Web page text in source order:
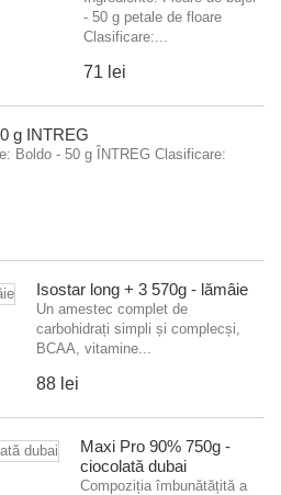
- 50 g petale de floare
Clasificare:...
71 lei
g ÎNTREG
Boldo - 50 g ÎNTREG Clasificare:
Isostar long + 3 570g - lămâie
Un amestec complet de
carbohidrați simpli și complecși,
BCAA, vitamine...
88 lei
Maxi Pro 90% 750g -
ciocolată dubai
Compoziția îmbunătățită a